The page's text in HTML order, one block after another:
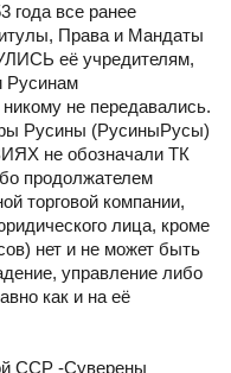
года все ранее
Права и Мандаты
её учредителям,
Русинам
не передавались.
Русины (РусиныРусы)
не обозначали ТК
продолжателем
торговой компании,
лица, кроме
нет и не может быть
управление либо
как и на её
ССР -Суверены